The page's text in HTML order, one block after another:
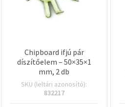
Chipboard ifjú pár
díszítőelem – 50×35×1
mm, 2 db
SKU (leltári azonosító):
832217